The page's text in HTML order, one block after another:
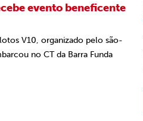
evento beneficente
V10, organizado pelo são-
no CT da Barra Funda